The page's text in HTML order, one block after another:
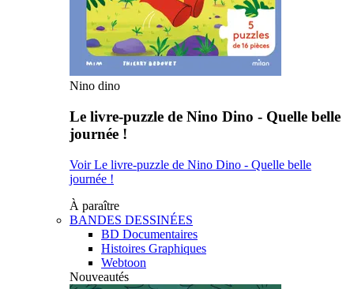
Nino dino
Le livre-puzzle de Nino Dino - Quelle belle
journée !
Voir Le livre-puzzle de Nino Dino - Quelle belle
journée !
À paraître
BANDES DESSINÉES
BD Documentaires
Histoires Graphiques
Webtoon
Nouveautés